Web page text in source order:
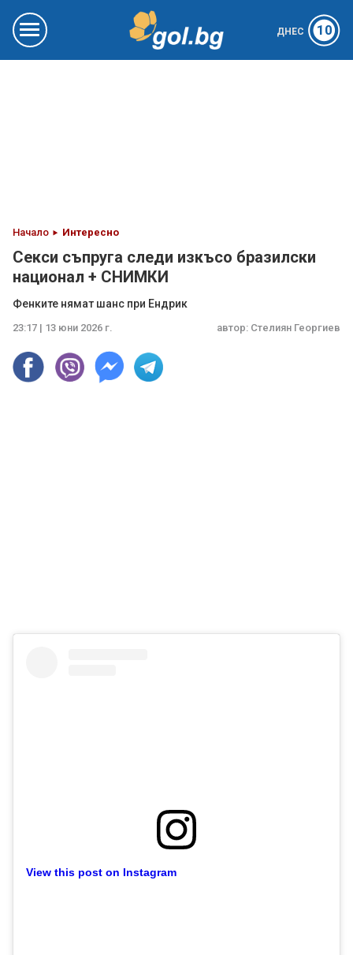
ДНЕС 10
Начало Интересно
Секси съпруга следи изкъсо бразилски
национал + СНИМКИ
Фенките нямат шанс при Ендрик
23:17 | 13 юни 2026 г. автор: Стелиян Георгиев
View this post on Instagram